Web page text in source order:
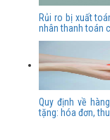
Rủi ro bị xuất
nhân thanh toán
Quy định về
tặng: hóa đơn,